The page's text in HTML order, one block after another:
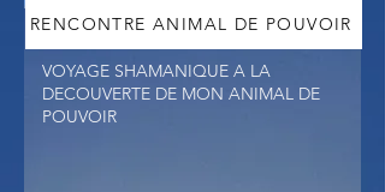
RENCONTRE ANIMAL DE POUVOIR
VOYAGE SHAMANIQUE A LA
DECOUVERTE DE MON ANIMAL DE
POUVOIR